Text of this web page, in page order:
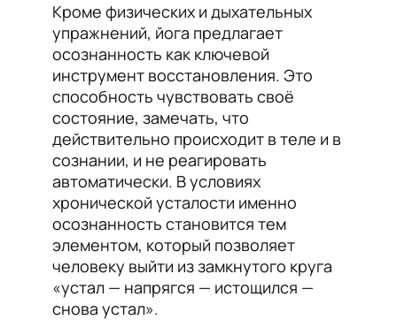
Кроме физических и дыхательных
упражнений, йога предлагает
осознанность как ключевой
инструмент восстановления. Это
способность чувствовать своё
состояние, замечать, что
действительно происходит в теле и в
сознании, и не реагировать
автоматически. В условиях
хронической усталости именно
осознанность становится тем
элементом, который позволяет
человеку выйти из замкнутого круга
«устал — напрягся — истощился —
снова устал».